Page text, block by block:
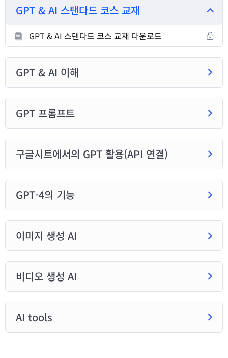
GPT & AI 스탠다드 코스 교재
GPT & AI 스탠다드 코스 교재 다운로드
GPT & AI 이해
GPT 프롬프트
구글시트에서의 GPT 활용(API 연결)
GPT-4의 기능
이미지 생성 AI
비디오 생성 AI
AI tools